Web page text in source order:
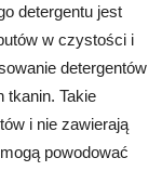
detergentu jest
w czystości i
detergentów
tkanin. Takie
i nie zawierają
powodować